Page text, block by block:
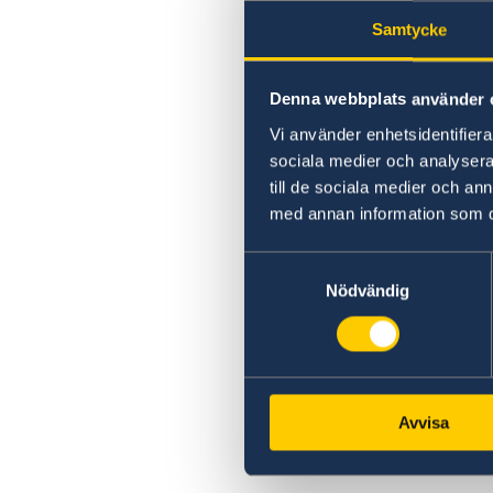
Samtycke
Denna webbplats använder
Vi använder
sociala medier och
till de sociala medier och
med annan information som
Nödvändig
Avvisa